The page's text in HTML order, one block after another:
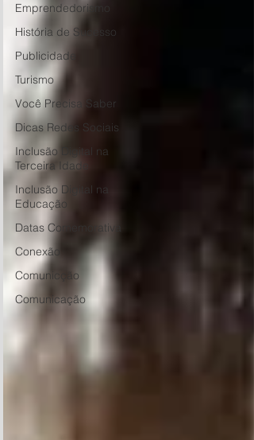
Emprendedorismo
História de Sucesso
Publicidade
Turismo
Você Precisa Saber
Dicas Redes Sociais
Inclusão Digital na
Terceira Idade
Inclusão Digital na
Educação
Datas Comemorativa
Conexão
Comunicção
Comunicação